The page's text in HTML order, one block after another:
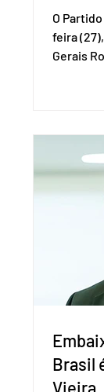
O
feira
Gerais
vice-
com a
do
Brasil
Vieira